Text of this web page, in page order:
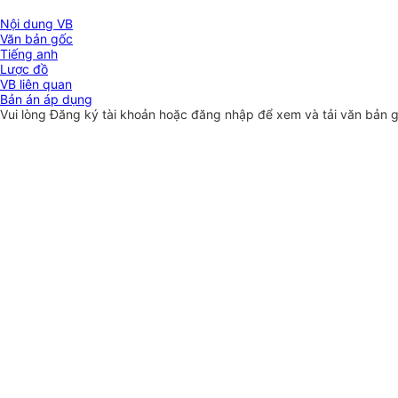
Nội dung VB
Văn bản gốc
Tiếng anh
Lược đồ
VB liên quan
Bản án áp dụng
Vui lòngĐăng ký tài khoản hoặc đăng nhập để xem và tải văn bản